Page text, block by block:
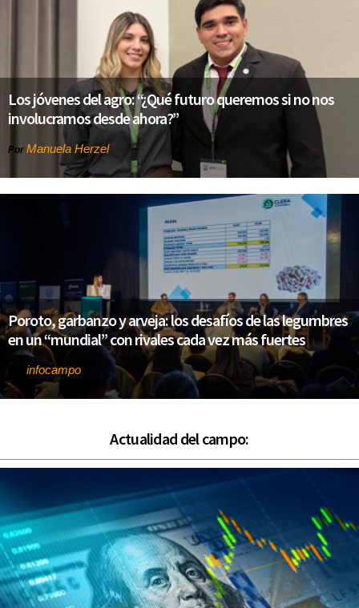
Los jóvenes del agro: “¿Qué futuro queremos si no nos
involucramos desde ahora?”
Por Manuela Herzel
Poroto, garbanzo y arveja: los desafíos de las legumbres
en un “mundial” con rivales cada vez más fuertes
infocampo
Actualidad del campo: